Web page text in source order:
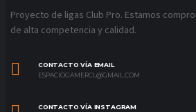
Proyecto de ligas Club Pro. Estamos
de alta competencia y calidad.
CONTACTO VÍA EMAIL
ESPACIOGAMERCL@GMAIL.COM
CONTACTO VÍA INSTAGRAM